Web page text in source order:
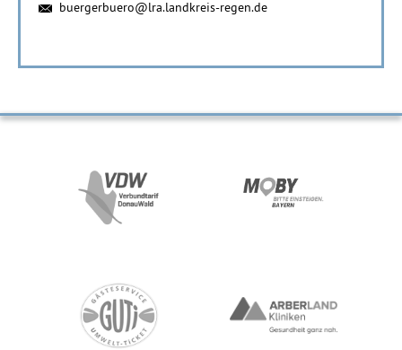
buergerbuero@lra.landkreis-regen.de